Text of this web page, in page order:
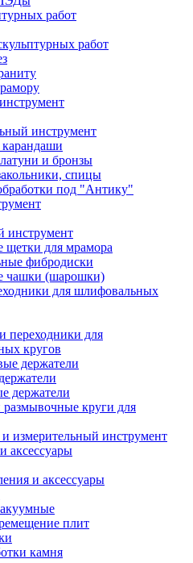
работ
работ
инструмент
и бронзы
спицы
под "Антику"
инструмент
щетки для мрамора
фибродиски
чашки (шарошки)
для шлифовальных
переходники для
кругов
держатели
держатели
круги для
измерительный инструмент
аксессуары
и аксессуары
плит
камня